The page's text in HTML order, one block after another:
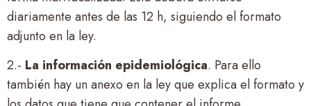
diariamente antes de las 12 h, siguiendo el formato
adjunto en la ley.
2.- La información epidemiológica. Para ello
también hay un anexo en la ley que explica el formato y